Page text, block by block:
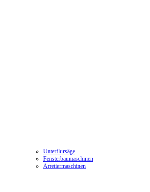
Unterflursäge
Fensterbaumaschinen
Arretiermaschinen